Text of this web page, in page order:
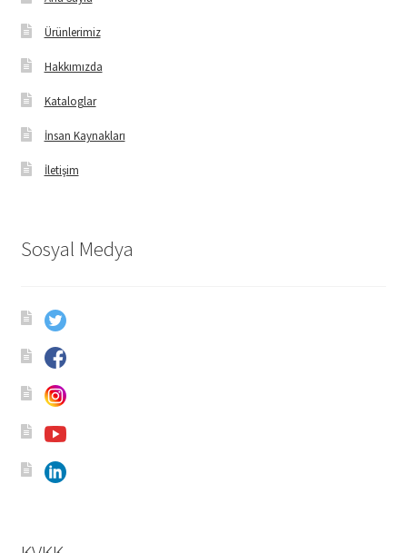
Ürünlerimiz
Hakkımızda
Kataloglar
İnsan Kaynakları
İletişim
Sosyal Medya